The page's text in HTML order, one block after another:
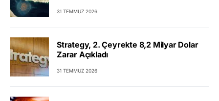
31 TEMMUZ 2026
Strategy, 2. Çeyrekte 8,2 Milyar Dolar
Zarar Açıkladı
31 TEMMUZ 2026